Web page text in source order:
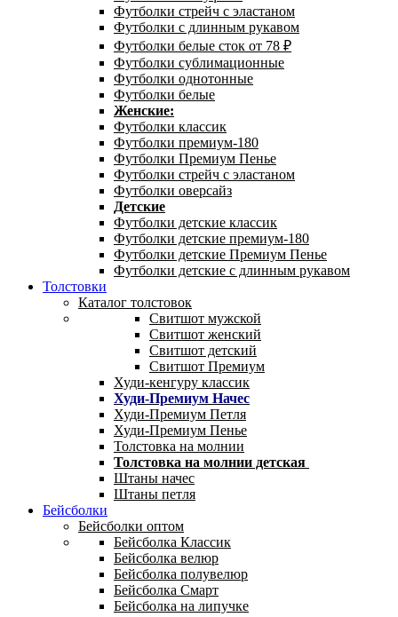
Футболки стрейч с эластаном
Футболки с длинным рукавом
Футболки белые сток от 78 ₽
Футболки сублимационные
Футболки однотонные
Футболки белые
Женские:
Футболки классик
Футболки премиум-180
Футболки Премиум Пенье
Футболки стрейч с эластаном
Футболки оверсайз
Детские
Футболки детские классик
Футболки детские премиум-180
Футболки детские Премиум Пенье
Футболки детские с длинным рукавом
Толстовки
Каталог толстовок
Свитшот мужской
Свитшот женский
Свитшот детский
Свитшот Премиум
Худи-кенгуру классик
Худи-Премиум Начес
Худи-Премиум Петля
Худи-Премиум Пенье
Толстовка на молнии
Толстовка на молнии детская
Штаны начес
Штаны петля
Бейсболки
Бейсболки оптом
Бейсболка Классик
Бейсболка велюр
Бейсболка полувелюр
Бейсболка Смарт
Бейсболка на липучке